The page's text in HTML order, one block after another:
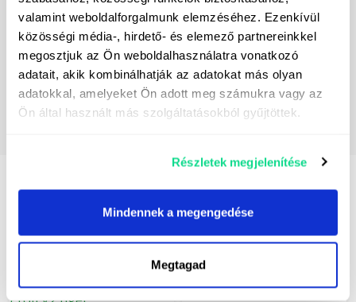
valamint weboldalforgalmunk elemzéséhez. Ezenkívül
közösségi média-, hirdető- és elemező partnereinkkel
megosztjuk az Ön weboldalhasználatra vonatkozó
adatait, akik kombinálhatják az adatokat más olyan
adatokkal, amelyeket Ön adott meg számukra vagy az
Ön által használt más szolgáltatásokból gyűjtöttek.
Részletek megjelenítése
Mindennek a megengedése
Megtagad
Některé z našich dalších nabídek